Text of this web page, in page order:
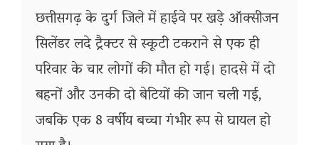
छत्तीसगढ़ के दुर्ग जिले में हाईवे पर खड़े ऑक्सीजन
सिलेंडर लदे ट्रैक्टर से स्कूटी टकराने से एक ही
परिवार के चार लोगों की मौत हो गई। हादसे में दो
बहनों और उनकी दो बेटियों की जान चली गई,
जबकि एक 8 वर्षीय बच्चा गंभीर रूप से घायल हो